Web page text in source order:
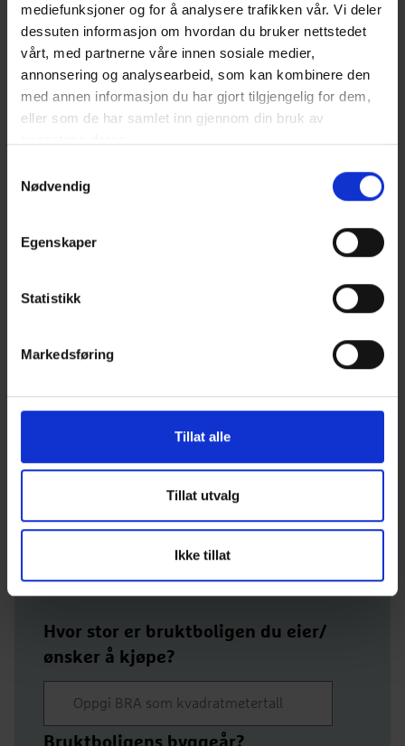
mediefunksjoner og for å analysere trafikken vår. Vi deler
dessuten informasjon om hvordan du bruker nettstedet
vårt, med partnerne våre innen sosiale medier,
annonsering og analysearbeid, som kan kombinere den
med annen informasjon du har gjort tilgjengelig for dem,
eller som de har samlet inn gjennom din bruk av
Nødvendig
Egenskaper
Statistikk
Markedsføring
Tillat alle
Tillat utvalg
Ikke tillat
Plantegning hus Treviso 1. etasje
Se hvor mye du kan
hus
sammenliknet med å kjøpe en brukt bolig. I denne
kalkulatoren kan du selv beregne hvor stor besparelsen
knappen "Beregn"
Hvor stor er bruktboligen du eier/
ønsker å kjøpe?
Bruktboligens byggeår?